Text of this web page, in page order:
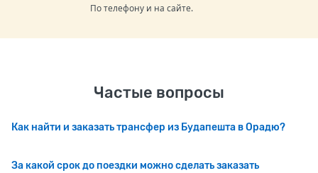
По телефону и на сайте.
Частые вопросы
Как найти и заказать трансфер из Будапешта в Орадю?
За какой срок до поездки можно сделать заказать